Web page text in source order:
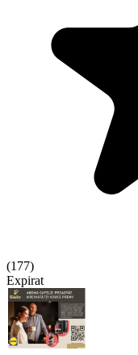
(177)
Expirat